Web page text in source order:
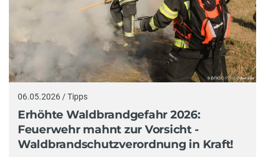
06.05.2026 / Tipps
Erhöhte Waldbrandgefahr 2026:
Feuerwehr mahnt zur Vorsicht -
Waldbrandschutzverordnung in Kraft!